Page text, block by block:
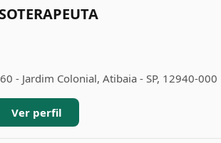
- Jardim Colonial, Atibaia - SP, 12940-000
Ver perfil